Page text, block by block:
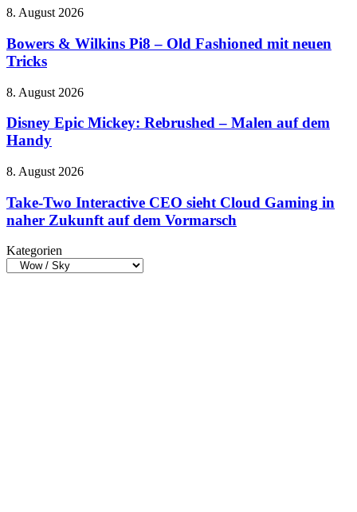
sind
wieder
da
des
Jackson-
Biopics
Bowers
Wilkins
Pi8
–
Fashioned
neuen
Tricks
8. August 2026
Bowers & Wilkins Pi8 – Old Fashioned mit neuen
Tricks
Disney
Mickey:
Rebrushed
–
auf
Handy
8. August 2026
Disney Epic Mickey: Rebrushed – Malen auf dem
Handy
Take-
Interactive
CEO
sieht
Gaming
in
8. August 2026
Take-Two Interactive CEO sieht Cloud Gaming in
naher Zukunft auf dem Vormarsch
Kategorien
Kategorien